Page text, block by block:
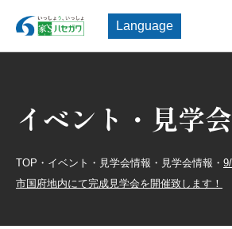
Language
イベント・見学
TOP ・ イベント・見学会情報 ・ 見学会情報 ・
市国府地内にて完成見学会を開催致します！